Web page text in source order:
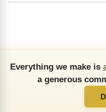
Everything we make is
a generous